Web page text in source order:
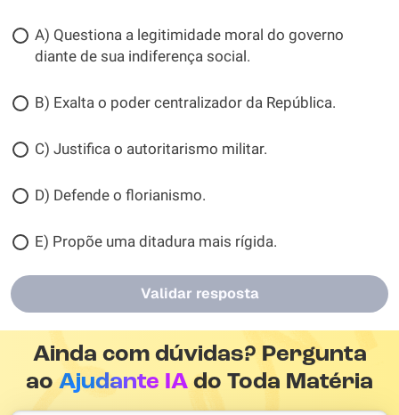
A) Questiona a legitimidade moral do governo
diante de sua indiferença social.
B) Exalta o poder centralizador da República.
C) Justifica o autoritarismo militar.
D) Defende o florianismo.
E) Propõe uma ditadura mais rígida.
Validar resposta
Ainda com dúvidas? Pergunta
aoAjudante IA do Toda Matéria